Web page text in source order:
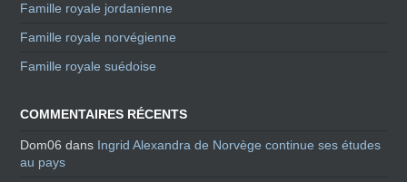
Famille royale jordanienne
Famille royale norvégienne
Famille royale suédoise
COMMENTAIRES RÉCENTS
Dom06 dans Ingrid Alexandra de Norvège continue ses études
au pays